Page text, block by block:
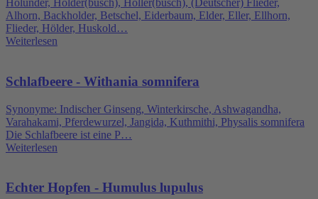
Holunder, Holder(busch), Holler(busch), (Deutscher) Flieder,
Alhorn, Backholder, Betschel, Eiderbaum, Elder, Eller, Ellhorn,
Flieder, Hölder, Huskold…
Weiterlesen
Schlafbeere - Withania somnifera
Synonyme: Indischer Ginseng, Winterkirsche, Ashwagandha,
Varahakami, Pferdewurzel, Jangida, Kuthmithi, Physalis somnifera
Die Schlafbeere ist eine P…
Weiterlesen
Echter Hopfen - Humulus lupulus